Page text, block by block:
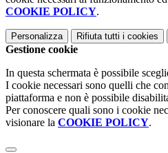
COOKIE POLICY.
Personalizza Rifiuta tutti i cookies
Gestione cookie
In questa schermata è possibile
I cookie necessari sono quelli che
piattaforma e non è possibile
Per conoscere quali sono i cookie
visionare la COOKIE POLICY.